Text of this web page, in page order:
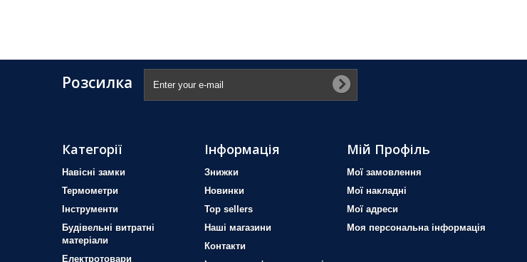
Розсилка
Категорії
Навісні замки
Термометри
Iнструменти
Будівельні витратні
матеріали
Електротовари
Інформація
Знижки
Новинки
Top sellers
Наші магазини
Контакти
Мій Профіль
Мої замовлення
Мої накладні
Мої адреси
Моя персональна інформація